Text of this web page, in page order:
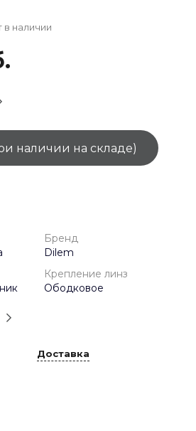
в наличии
наличии на складе)
Бренд
Dilem
Крепление линз
Ободковое
Доставка